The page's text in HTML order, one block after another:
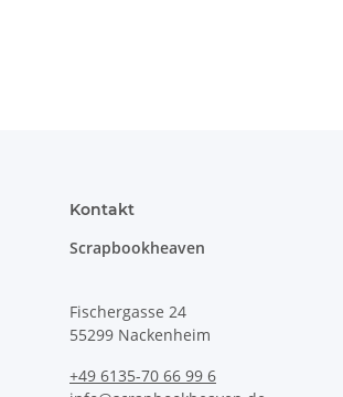
Kontakt
Scrapbookheaven
Fischergasse 24
55299 Nackenheim
+49 6135-70 66 99 6